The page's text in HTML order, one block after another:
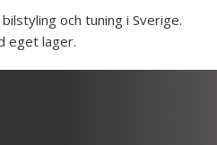
och tuning i Sverige.
eget lager.